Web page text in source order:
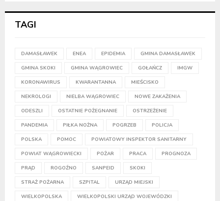
TAGI
DAMASŁAWEK ENEA EPIDEMIA GMINA DAMASŁAWEK
GMINA SKOKI GMINA WĄGROWIEC GOŁAŃCZ IMGW
KORONAWIRUS KWARANTANNA MIEŚCISKO
NEKROLOGI NIELBA WĄGROWIEC NOWE ZAKAŻENIA
ODESZLI OSTATNIE POŻEGNANIE OSTRZEŻENIE
PANDEMIA PIŁKA NOŻNA POGRZEB POLICJA
POLSKA POMOC POWIATOWY INSPEKTOR SANITARNY
POWIAT WĄGROWIECKI POŻAR PRACA PROGNOZA
PRĄD ROGOŹNO SANPEID SKOKI
STRAŻ POŻARNA SZPITAL URZĄD MIEJSKI
WIELKOPOLSKA WIELKOPOLSKI URZĄD WOJEWÓDZKI